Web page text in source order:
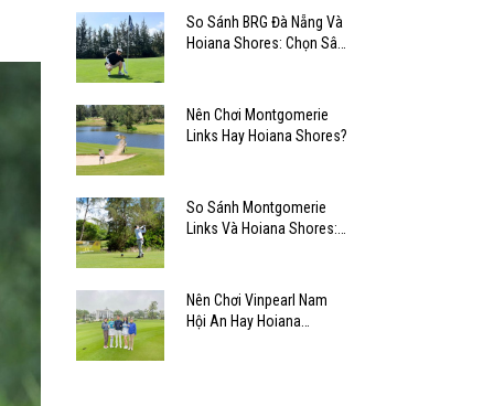
So Sánh BRG Đà Nẵng Và
Hoiana Shores: Chọn Sân
Nên Chơi Montgomerie
Links Hay Hoiana Shores?
So Sánh Montgomerie
Links Và Hoiana Shores:
Nên Chơi Vinpearl Nam
Hội An Hay Hoiana